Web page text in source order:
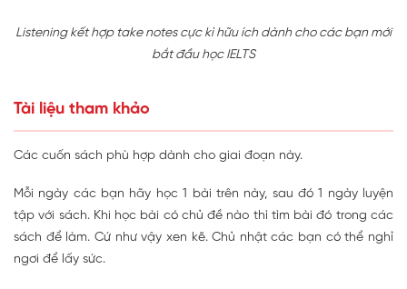
Listening kết hợp take notes cực kì hữu ích dành cho các bạn mới
bắt đầu học IELTS
Tài liệu tham khảo
Các cuốn sách phù hợp dành cho giai đoạn này.
Mỗi ngày các bạn hãy học 1 bài trên này, sau đó 1 ngày luyện
tập với sách. Khi học bài có chủ đề nào thì tìm bài đó trong các
sách để làm. Cứ như vậy xen kẽ. Chủ nhật các bạn có thể nghỉ
ngơi để lấy sức.